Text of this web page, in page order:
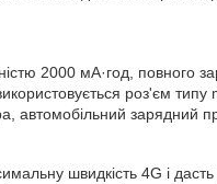
2000 мА·год, повного
роз'єм типу
автомобільний зарядний
швидкість 4G і